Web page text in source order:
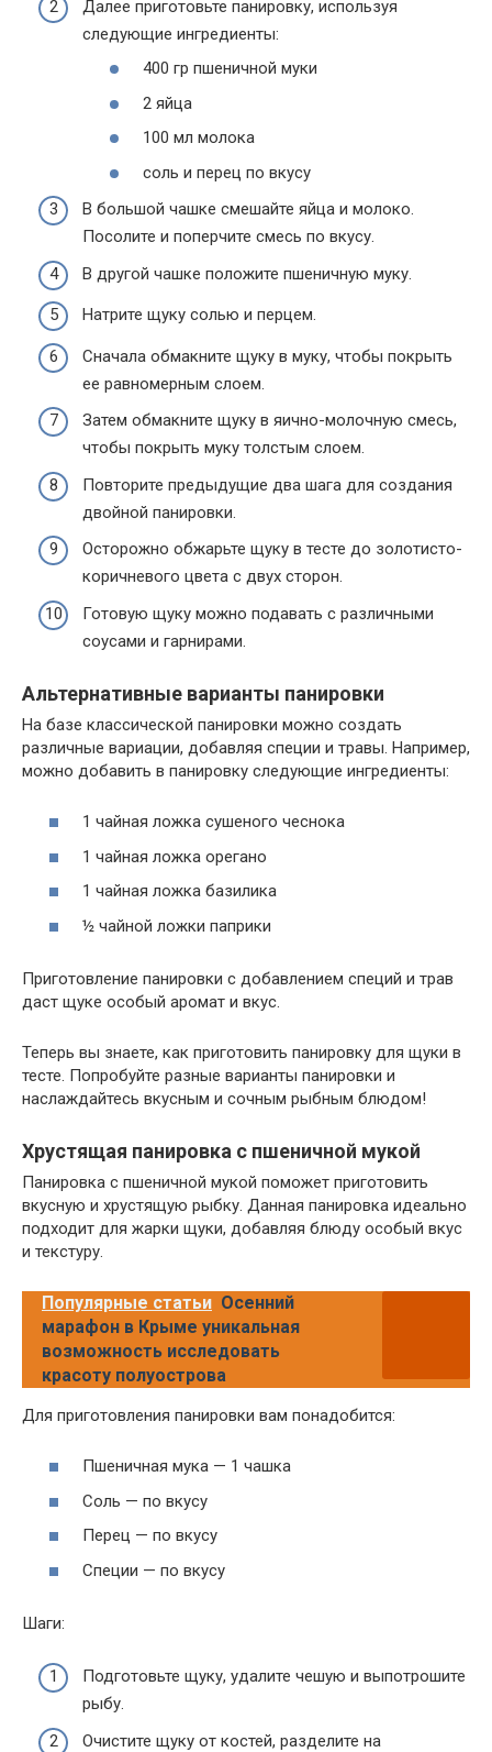
Далее приготовьте панировку, используя
следующие ингредиенты:
400 гр пшеничной муки
2 яйца
100 мл молока
соль и перец по вкусу
В большой чашке смешайте яйца и молоко.
Посолите и поперчите смесь по вкусу.
В другой чашке положите пшеничную муку.
Натрите щуку солью и перцем.
Сначала обмакните щуку в муку, чтобы покрыть
ее равномерным слоем.
Затем обмакните щуку в яично-молочную смесь,
чтобы покрыть муку толстым слоем.
Повторите предыдущие два шага для создания
двойной панировки.
Осторожно обжарьте щуку в тесте до золотисто-
коричневого цвета с двух сторон.
Готовую щуку можно подавать с различными
соусами и гарнирами.
Альтернативные варианты панировки
На базе классической панировки можно создать
различные вариации, добавляя специи и травы. Например,
можно добавить в панировку следующие ингредиенты:
1 чайная ложка сушеного чеснока
1 чайная ложка орегано
1 чайная ложка базилика
½ чайной ложки паприки
Приготовление панировки с добавлением специй и трав
даст щуке особый аромат и вкус.
Теперь вы знаете, как приготовить панировку для щуки в
тесте. Попробуйте разные варианты панировки и
наслаждайтесь вкусным и сочным рыбным блюдом!
Хрустящая панировка с пшеничной мукой
Панировка с пшеничной мукой поможет приготовить
вкусную и хрустящую рыбку. Данная панировка идеально
подходит для жарки щуки, добавляя блюду особый вкус
и текстуру.
Популярные статьи Осенний
марафон в Крыме уникальная
возможность исследовать
красоту полуострова
Для приготовления панировки вам понадобится:
Пшеничная мука — 1 чашка
Соль — по вкусу
Перец — по вкусу
Специи — по вкусу
Шаги:
Подготовьте щуку, удалите чешую и выпотрошите
рыбу.
Очистите щуку от костей, разделите на